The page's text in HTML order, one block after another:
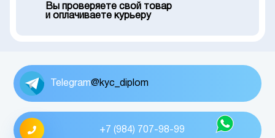
Вы проверяете свой товар
и оплачиваете курьеру
Telegram@kyc_diplom
+7 (984) 707-98-99